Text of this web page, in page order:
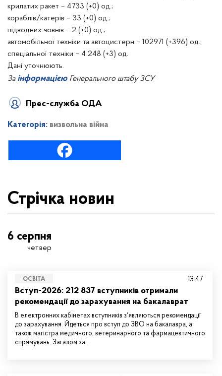
крилатих ракет – 4733 (+0) од.;
кораблів/катерів – 33 (+0) од.;
підводних човнів – 2 (+0) од.;
автомобільної техніки та автоцистерн – 102971 (+396) од.;
спеціальної техніки – 4 248 (+3) од.
Дані уточнюють.
За інформацією Генерального штабу ЗСУ
Прес-служба ОДА
Категорія: визвольна війна
Стрічка новин
6 серпня
четвер
ОСВІТА
Вступ-2026: 212 837 вступників отримали
рекомендації до зарахування на бакалаврат
В електронних кабінетах вступників зʼявляються рекомендації
до зарахування. Йдеться про вступ до ЗВО на бакалавра, а
також магістра медичного, ветеринарного та фармацевтичного
спрямувань. Загалом за…
13:47